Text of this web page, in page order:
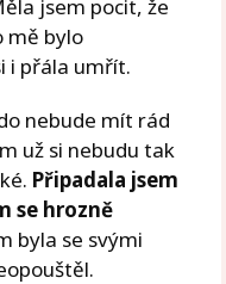
jsem pocit, že
mě bylo
i přála umřít.
nebude mít rád
už si nebudu tak
Připadala jsem
se hrozně
byla se svými